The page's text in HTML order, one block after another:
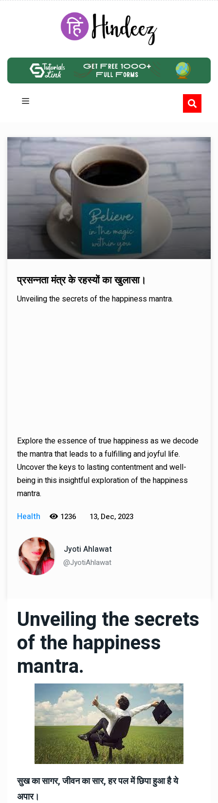
प्रसन्नता मंत्र के रहस्यों का खुलासा।
Unveiling the secrets of the happiness mantra.
Explore the essence of true happiness as we decode
the mantra that leads to a fulfilling and joyful life.
Uncover the keys to lasting contentment and well-
being in this insightful exploration of the happiness
mantra.
Health
1236 13, Dec, 2023
Jyoti Ahlawat
@JyotiAhlawat
Unveiling the secrets
of the happiness
mantra.
सुख का सागर, जीवन का सार, हर पल में छिपा हुआ है ये
अपार।